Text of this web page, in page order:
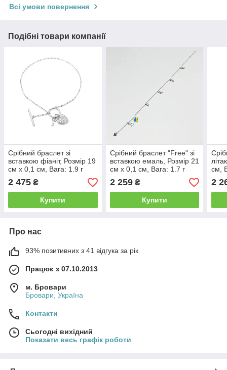
Всі умови повернення
Подібні товари компанії
Срібний браслет зі
вставкою фіаніт, Розмір 19
см x 0,1 см, Вага: 1.9 г
2 475 ₴
Купити
Срібний браслет "Free" зі
вставкою емаль, Розмір 21
см x 0,1 см, Вага: 1.7 г
2 259₴
Купити
см,
2
Про нас
93% позитивних з 41 відгука за рік
Працює з 07.10.2013
м. Бровари
Бровари, Україна
Контакти
Сьогодні вихідний
Показати весь графік роботи